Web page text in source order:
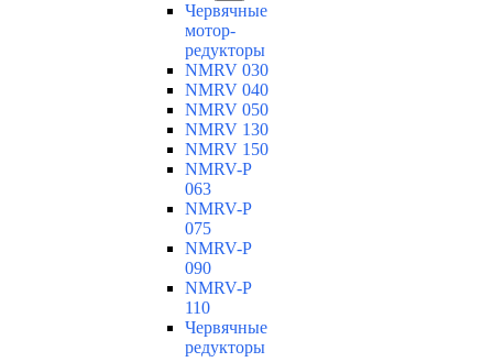
Червячные
мотор-
редукторы
NMRV 030
NMRV 040
NMRV 050
NMRV 130
NMRV 150
NMRV-P
063
NMRV-P
075
NMRV-P
090
NMRV-P
110
Червячные
редукторы